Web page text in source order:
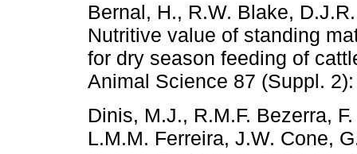
Bernal, H., R.W. Blake,
Nutritive value of standing
for dry season feeding of
Animal Science 87 (Suppl.
Dinis, M.J., R.M.F. Bezerra,
L.M.M. Ferreira, J.W. Cone,